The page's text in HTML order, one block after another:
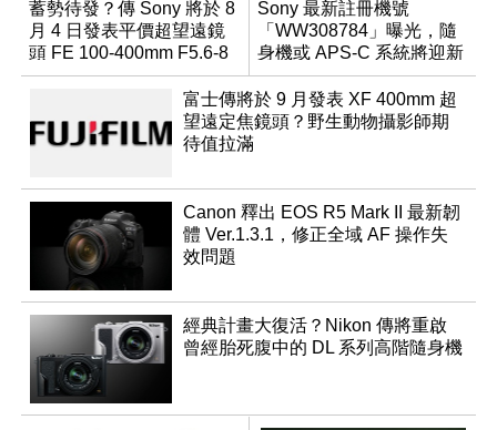
蓄勢待發？傳 Sony 將於 8
月 4 日發表平價超望遠鏡
頭 FE 100-400mm F5.6-8
Sony 最新註冊機號
「WW308784」曝光，隨
身機或 APS-C 系統將迎新
成員？
富士傳將於 9 月發表 XF 400mm 超
望遠定焦鏡頭？野生動物攝影師期
待值拉滿
Canon 釋出 EOS R5 Mark II 最新韌
體 Ver.1.3.1，修正全域 AF 操作失
效問題
經典計畫大復活？Nikon 傳將重啟
曾經胎死腹中的 DL 系列高階隨身機